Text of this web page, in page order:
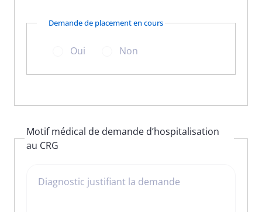
Demande de placement en cours
Oui Non
Motif médical de demande d’hospitalisation
au CRG
Diagnostic justifiant la demande